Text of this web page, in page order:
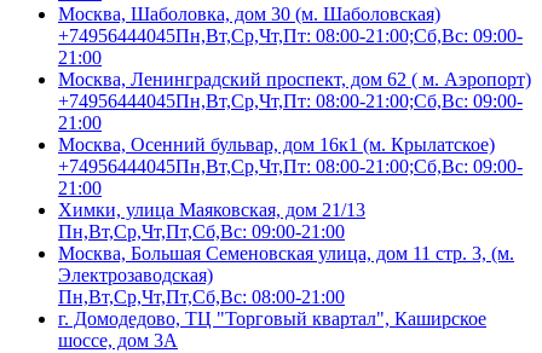
Москва, Шаболовка, дом 30 (м. Шаболовская)
+74956444045Пн,Вт,Ср,Чт,Пт: 08:00-21:00;Сб,Вс: 09:00-
21:00
Москва, Ленинградский проспект, дом 62 ( м. Аэропорт)
+74956444045Пн,Вт,Ср,Чт,Пт: 08:00-21:00;Сб,Вс: 09:00-
21:00
Москва, Осенний бульвар, дом 16к1 (м. Крылатское)
+74956444045Пн,Вт,Ср,Чт,Пт: 08:00-21:00;Сб,Вс: 09:00-
21:00
Химки, улица Маяковская, дом 21/13
Пн,Вт,Ср,Чт,Пт,Сб,Вс: 09:00-21:00
Москва, Большая Семеновская улица, дом 11 стр. 3, (м.
Электрозаводская)
Пн,Вт,Ср,Чт,Пт,Сб,Вс: 08:00-21:00
г. Домодедово, ТЦ "Торговый квартал", Каширское
шоссе, дом 3А